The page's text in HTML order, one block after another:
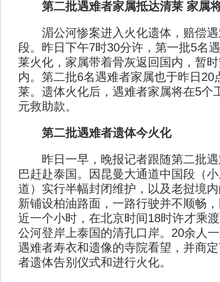
第二批遇难者家属抵达清莱 家属
湄公河惨案进入火化遗体，赔偿遇
段。昨日下午7时30分许，第一批5名
莱火化，家属带着骨灰返回国内，暂
内。第二批6名遇难者家属也于昨日20
莱。遗体火化后，遇难者家属将在5个
元救助款。
第二批遇难者遗体今火化
昨日一早，晚报记者跟随第二批遇
巴赶赴泰国。因昆曼大通道中国段（
道）实行半幅封闭维护，以及老挝境
新铺设柏油路面，一路行驶并不顺畅
近一个小时，在北京时间18时许才乘
公河登岸上泰国的清孔口岸。20余人
遇难者寿衣和遗像的寺院看望，并商
者遗体告别仪式和进行火化。